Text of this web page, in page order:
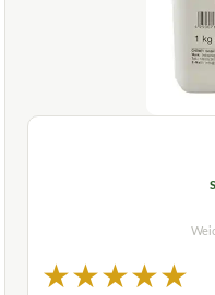
★★★★★